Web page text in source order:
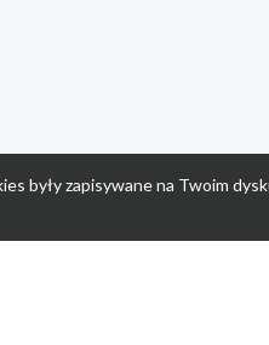
były zapisywane na Twoim